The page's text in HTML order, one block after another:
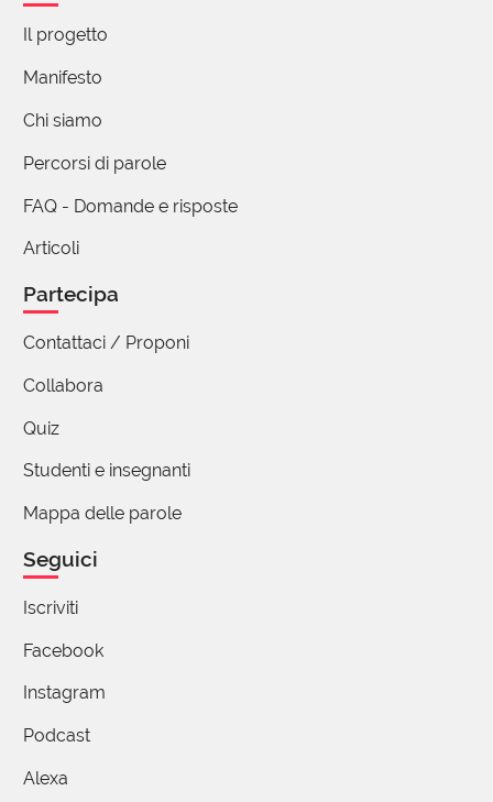
Il progetto
Manifesto
Chi siamo
Percorsi di parole
FAQ - Domande e risposte
Articoli
Partecipa
Contattaci / Proponi
Collabora
Quiz
Studenti e insegnanti
Mappa delle parole
Seguici
Iscriviti
Facebook
Instagram
Podcast
Alexa